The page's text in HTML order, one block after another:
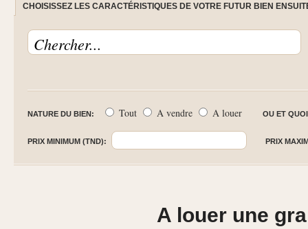
CHOISISSEZ LES CARACTÉRISTIQUES DE VOTRE FUTUR BIEN
NATURE DU BIEN: Tout A vendre A louer OU ET
PRIX MINIMUM (TND): PRIX
A louer une